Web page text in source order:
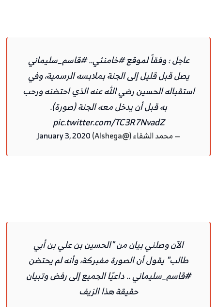
عاجل : وفقاً لموقع#خامنئي..#قاسم_سليماني
يصل قبل قليل إلى الجنة بملابسه الرسمية، وفي
استقباله الحسين رضي الله عنه الذي احتضنه ورحب
به قبل أن يدخل معه الجنة (صورة).
pic.twitter.com/TC3R7NvadZ
— محمد الشقاء (@Alshega) January 3, 2020
الآن وصلني بيان من "الحسين بن علي بن أبي
طالب" يقول أن الصورة مفبركة، وأنه لم يحتضن
#قاسم_سليماني.. داعيًا الجميع إلى رفض وتبيان
حقيقة هذا الزيف